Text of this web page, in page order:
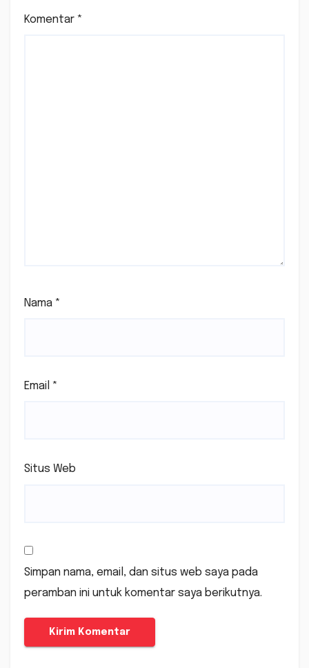
Komentar *
Nama *
Email *
Situs Web
Simpan nama, email, dan situs web saya pada
peramban ini untuk komentar saya berikutnya.